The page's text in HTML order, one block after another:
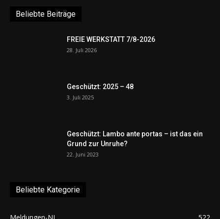
Beliebte Beiträge
FREIE WERKSTATT 7/8-2026
28. Juli 2026
Geschützt: 2025 – 48
3. Juli 2025
Geschützt: Lambo ante portas – ist das ein
Grund zur Unruhe?
22. Juni 2023
Beliebte Kategorie
Meldungen-NL
522